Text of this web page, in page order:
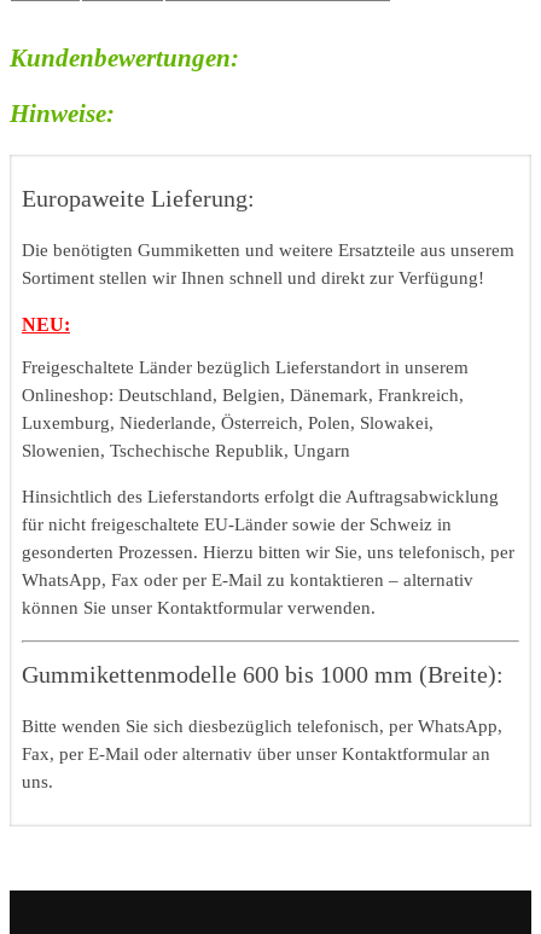
Kundenbewertungen:
Hinweise:
Europaweite Lieferung:
Die benötigten Gummiketten und weitere Ersatzteile aus unserem
Sortiment stellen wir Ihnen schnell und direkt zur Verfügung!
NEU:
Freigeschaltete Länder bezüglich Lieferstandort in unserem
Onlineshop: Deutschland, Belgien, Dänemark, Frankreich,
Luxemburg, Niederlande, Österreich, Polen, Slowakei,
Slowenien, Tschechische Republik, Ungarn
Hinsichtlich des Lieferstandorts erfolgt die Auftragsabwicklung
für nicht freigeschaltete EU-Länder sowie der Schweiz in
gesonderten Prozessen. Hierzu bitten wir Sie, uns telefonisch, per
WhatsApp, Fax oder per E-Mail zu kontaktieren – alternativ
können Sie unser Kontaktformular verwenden.
Gummikettenmodelle 600 bis 1000 mm (Breite):
Bitte wenden Sie sich diesbezüglich telefonisch, per WhatsApp,
Fax, per E-Mail oder alternativ über unser Kontaktformular an
uns.